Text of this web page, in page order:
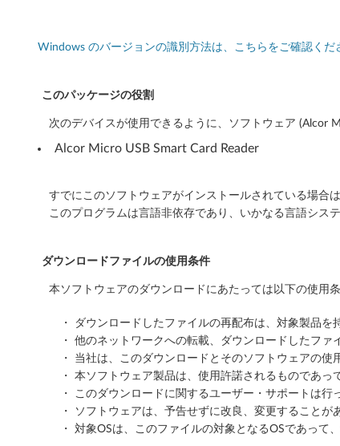
ラ
バ
ー
W
n
d
Windows のバージョンの識別方法は、こちらをご確認くだ
このパッケージの役割
次のデバイスが使用できるように、ソフトウェア (Alcor
Alcor Micro USB Smart Card Reader
すでにこのソフトウェアがインストールされている場合
このプログラムは言語非依存であり、いかなる言語シス
ダウンロードファイルの使用条件
本ソフトウェアのダウンロードにあたっては以下の使用
・ ダウンロードしたファイルの再配布は、対象製品
・ 他のネットワークへの転載、ダウンロードしたフ
・ 当社は、このダウンロードとそのソフトウェアの
・ 本ソフトウェア製品は、使用許諾されるものであっ
・ このダウンロードに関するユーザー・サポートは行
・ ソフトウェアは、予告せずに改良、変更することが
・ 対象OSは、このファイルの対象となるOSであって